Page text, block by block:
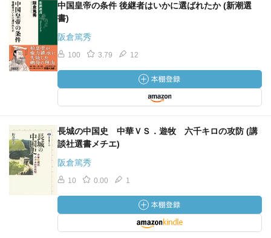
中国皇帝の条件 後継者はいかに選ばれたか (新潮選
書)
阪倉篤秀
100 3.79 12
長城の中国史 中華ＶＳ．遊牧 六千キロの攻防 (講
談社選書メチエ)
阪倉篤秀
10 0.00 1